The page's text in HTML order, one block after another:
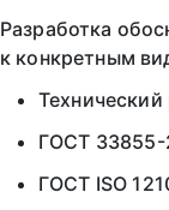
Разработка
к конкретным
ГОСТ 33855-
ГОСТ ISO